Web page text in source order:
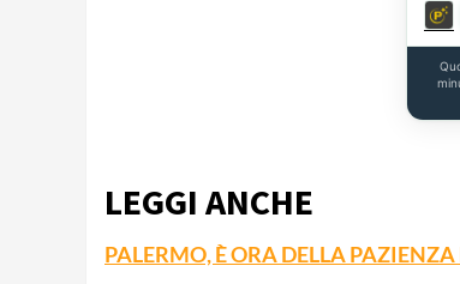
LEGGI ANCHE
PALERMO, È ORA DELLA